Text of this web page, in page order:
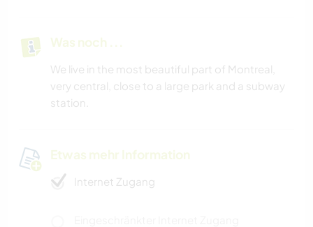
Was noch ...
We live in the most beautiful part of Montreal,
very central, close to a large park and a subway
station.
Etwas mehr Information
Internet Zugang